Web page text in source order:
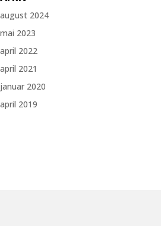
august 2024
mai 2023
april 2022
april 2021
januar 2020
april 2019